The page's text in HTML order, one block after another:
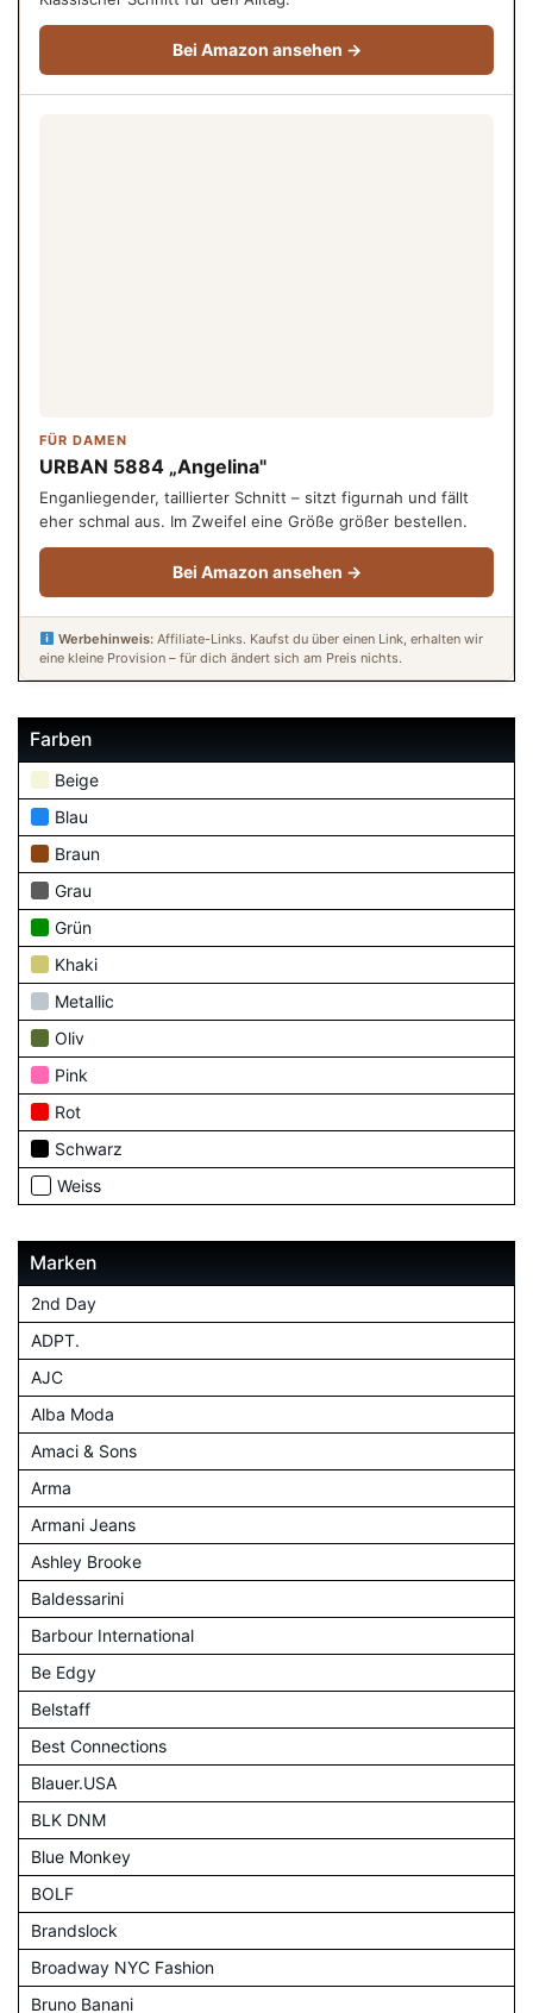
Bei Amazon ansehen →
FÜR DAMEN
URBAN 5884 „Angelina"
Enganliegender, taillierter Schnitt – sitzt figurnah und fällt
eher schmal aus. Im Zweifel eine Größe größer bestellen.
Bei Amazon ansehen →
Werbehinweis:Affiliate-Links. Kaufst du über einen Link, erhalten wir
eine kleine Provision – für dich ändert sich am Preis nichts.
Farben
Beige
Blau
Braun
Grau
Grün
Khaki
Metallic
Oliv
Pink
Rot
Schwarz
Weiss
Marken
2nd Day
ADPT.
AJC
Alba Moda
Amaci & Sons
Arma
Armani Jeans
Ashley Brooke
Baldessarini
Barbour International
Be Edgy
Belstaff
Best Connections
Blauer.USA
BLK DNM
Blue Monkey
BOLF
Brandslock
Broadway NYC Fashion
Bruno Banani